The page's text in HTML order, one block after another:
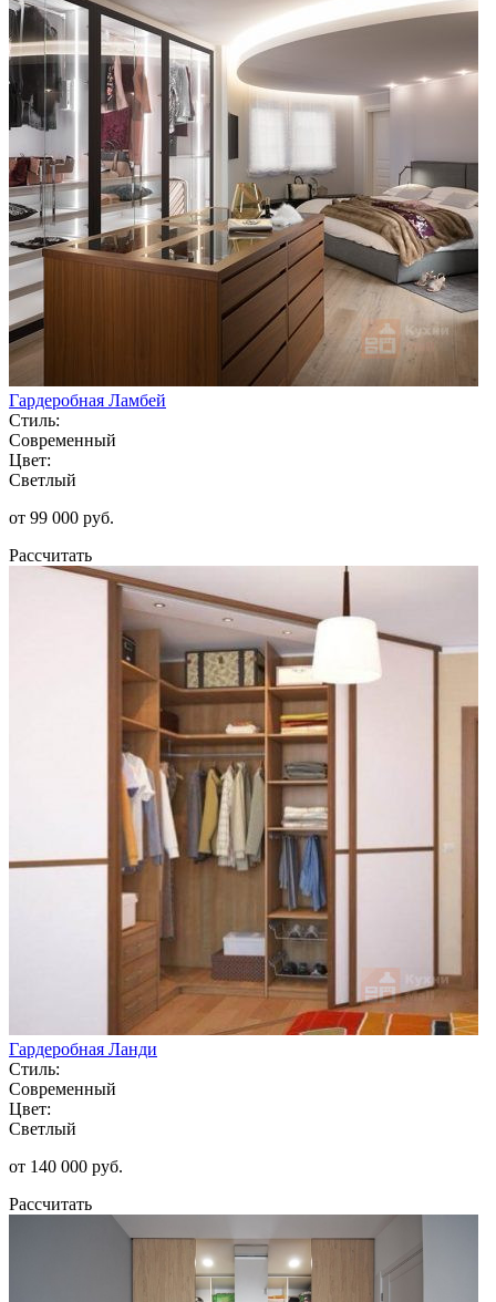
Гардеробная Ламбей
Стиль:
Современный
Цвет:
Светлый
от 99 000 руб.
Рассчитать
Гардеробная Ланди
Стиль:
Современный
Цвет:
Светлый
от 140 000 руб.
Рассчитать